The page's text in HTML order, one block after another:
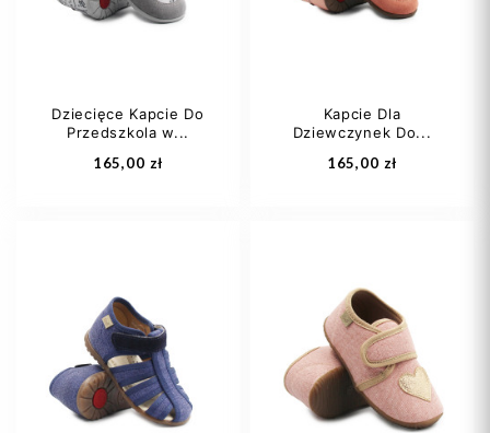
Dodaj do koszyka Dodaj do koszyka
Dziecięce Kapcie Do
Przedszkola w...
165,00 zł
22
24
25
Kapcie Dla
Dziewczynek Do...
165,00 zł
20 21
23
24 +1